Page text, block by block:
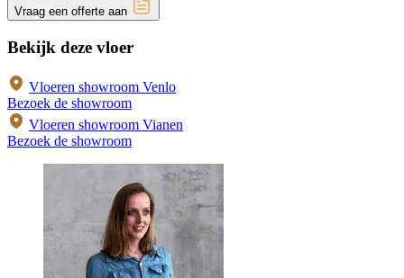
Vraag een offerte aan
Bekijk deze vloer
Vloeren showroom Venlo
Bezoek de showroom
Vloeren showroom Vianen
Bezoek de showroom